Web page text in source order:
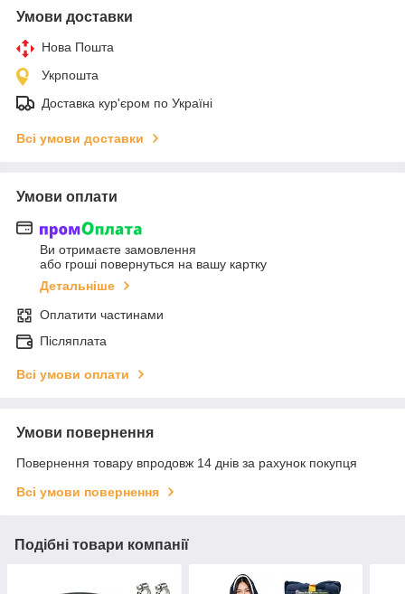
Умови доставки
Нова Пошта
Укрпошта
Доставка кур'єром по Україні
Всі умови доставки
Умови оплати
Ви отримаєте замовлення
або гроші повернуться на вашу картку
Детальніше
Оплатити частинами
Післяплата
Всі умови оплати
Умови повернення
Повернення товару впродовж 14 днів за рахунок покупця
Всі умови повернення
Подібні товари компанії